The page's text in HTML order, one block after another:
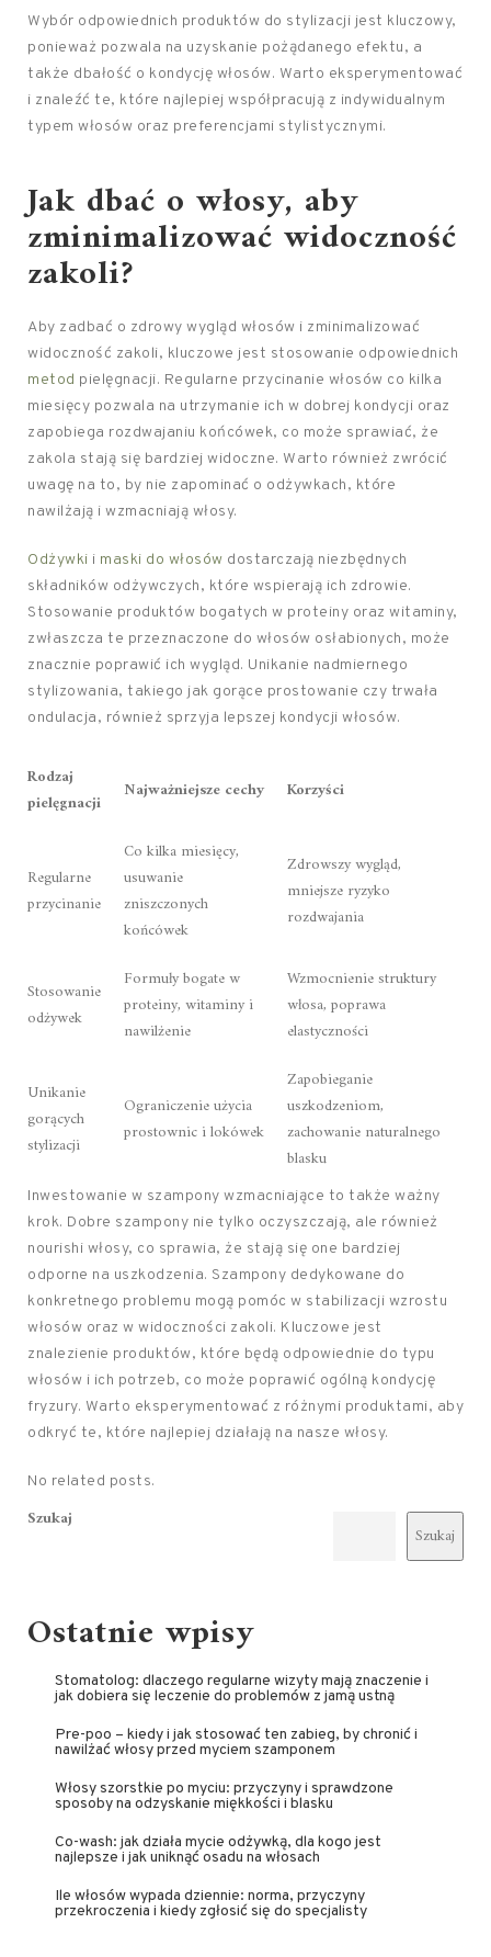
Wybór odpowiednich produktów do stylizacji jest kluczowy,
ponieważ pozwala na uzyskanie pożądanego efektu, a
także dbałość o kondycję włosów. Warto eksperymentować
i znaleźć te, które najlepiej współpracują z indywidualnym
typem włosów oraz preferencjami stylistycznymi.
Jak dbać o włosy, aby
zminimalizować widoczność
zakoli?
Aby zadbać o zdrowy wygląd włosów i zminimalizować
widoczność zakoli, kluczowe jest stosowanie odpowiednich
metod pielęgnacji. Regularne przycinanie włosów co kilka
miesięcy pozwala na utrzymanie ich w dobrej kondycji oraz
zapobiega rozdwajaniu końcówek, co może sprawiać, że
zakola stają się bardziej widoczne. Warto również zwrócić
uwagę na to, by nie zapominać o odżywkach, które
nawilżają i wzmacniają włosy.
Odżywki i maski do włosów dostarczają niezbędnych
składników odżywczych, które wspierają ich zdrowie.
Stosowanie produktów bogatych w proteiny oraz witaminy,
zwłaszcza te przeznaczone do włosów osłabionych, może
znacznie poprawić ich wygląd. Unikanie nadmiernego
stylizowania, takiego jak gorące prostowanie czy trwała
ondulacja, również sprzyja lepszej kondycji włosów.
Rodzaj
pielęgnacji
Najważniejsze cechy Korzyści
Regularne
przycinanie
Co kilka miesięcy,
usuwanie
zniszczonych
końcówek
Zdrowszy wygląd,
mniejsze ryzyko
rozdwajania
Stosowanie
odżywek
Formuły bogate w
proteiny, witaminy i
nawilżenie
Wzmocnienie struktury
włosa, poprawa
elastyczności
Unikanie
gorących
stylizacji
Ograniczenie użycia
prostownic i lokówek
Zapobieganie
uszkodzeniom,
zachowanie naturalnego
blasku
Inwestowanie w szampony wzmacniające to także ważny
krok. Dobre szampony nie tylko oczyszczają, ale również
nourishi włosy, co sprawia, że stają się one bardziej
odporne na uszkodzenia. Szampony dedykowane do
konkretnego problemu mogą pomóc w stabilizacji wzrostu
włosów oraz w widoczności zakoli. Kluczowe jest
znalezienie produktów, które będą odpowiednie do typu
włosów i ich potrzeb, co może poprawić ogólną kondycję
fryzury. Warto eksperymentować z różnymi produktami, aby
odkryć te, które najlepiej działają na nasze włosy.
No related posts.
Szukaj
Szukaj
Ostatnie wpisy
Stomatolog: dlaczego regularne wizyty mają znaczenie i
jak dobiera się leczenie do problemów z jamą ustną
Pre-poo – kiedy i jak stosować ten zabieg, by chronić i
nawilżać włosy przed myciem szamponem
Włosy szorstkie po myciu: przyczyny i sprawdzone
sposoby na odzyskanie miękkości i blasku
Co-wash: jak działa mycie odżywką, dla kogo jest
najlepsze i jak uniknąć osadu na włosach
Ile włosów wypada dziennie: norma, przyczyny
przekroczenia i kiedy zgłosić się do specjalisty